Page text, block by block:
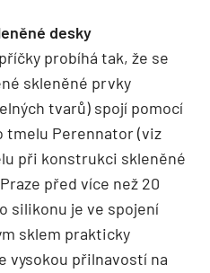
desky
probíhá tak, že se
skleněné prvky
tvarů) spojí pomocí
tmelu Perennator (viz
při konstrukci skleněné
před více než 20
silikonu je ve spojení
sklem prakticky
vysokou přilnavostí na